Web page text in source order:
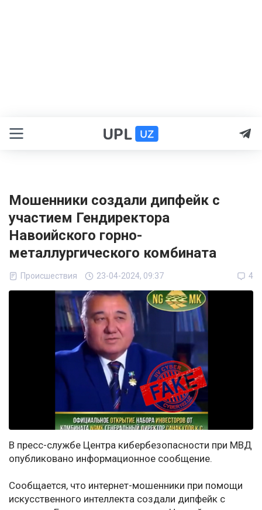
Мошенники создали дипфейк с
участием Гендиректора
Навоийского горно-
металлургического комбината
Происшествия 23-04-2024, 09:37 4
В пресс-службе Центра кибербезопасности при МВД
опубликовано информационное сообщение.
Сообщается, что интернет-мошенники при помощи
искусственного интеллекта создали дипфейк с